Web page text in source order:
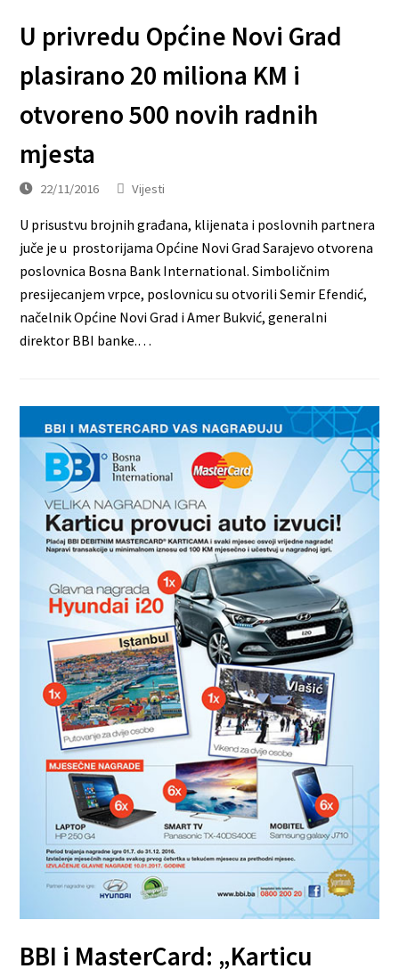
U privredu Općine Novi Grad
plasirano 20 miliona KM i
otvoreno 500 novih radnih
mjesta
22/11/2016 Vijesti
U prisustvu brojnih građana, klijenata i poslovnih partnera
juče je u prostorijama Općine Novi Grad Sarajevo otvorena
poslovnica Bosna Bank International. Simboličnim
presijecanjem vrpce, poslovnicu su otvorili Semir Efendić,
načelnik Općine Novi Grad i Amer Bukvić, generalni
direktor BBI banke.…
BBI i MasterCard: „Karticu